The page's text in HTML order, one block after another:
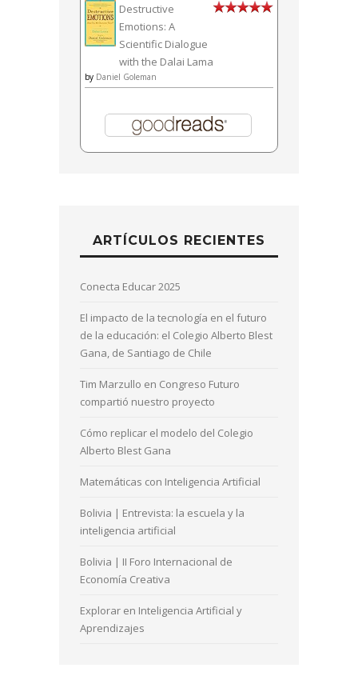
Destructive
Emotions: A
Scientific Dialogue
with the Dalai Lama
by Daniel Goleman
ARTÍCULOS RECIENTES
Conecta Educar 2025
El impacto de la tecnología en el futuro
de la educación: el Colegio Alberto Blest
Gana, de Santiago de Chile
Tim Marzullo en Congreso Futuro
compartió nuestro proyecto
Cómo replicar el modelo del Colegio
Alberto Blest Gana
Matemáticas con Inteligencia Artificial
Bolivia | Entrevista: la escuela y la
inteligencia artificial
Bolivia | II Foro Internacional de
Economía Creativa
Explorar en Inteligencia Artificial y
Aprendizajes